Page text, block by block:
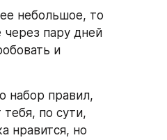
небольшое, то
пару дней
и
набор правил,
по сути,
нравится, но